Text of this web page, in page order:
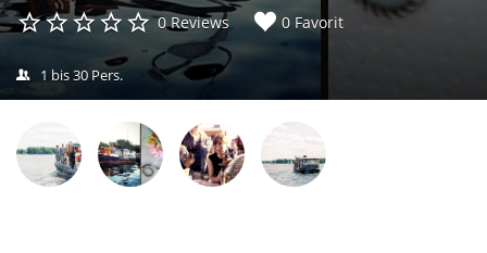
0 Reviews 0 Favorit
1 bis 30 Pers.